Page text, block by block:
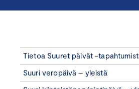
Tietoa Suuret päivät -
Suuri veropäivä – yleistä